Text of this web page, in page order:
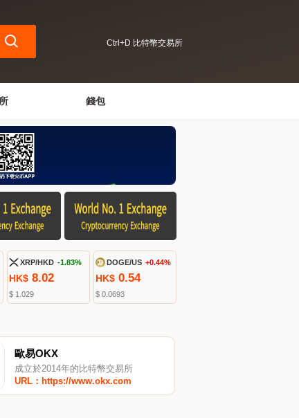
Ctrl+D 比特幣交易所
錢包
XRP/HKD -1.83%
HK$ 8.02
$ 1.029
DOGE/US +0.44%
HK$ 0.54
$ 0.0693
歐易OKX
成立於2014年的比特幣交易所
URL：https://www.okx.com